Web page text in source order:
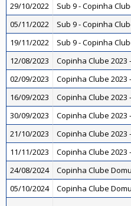
29/10/2022
Sub 9 - Copinha
05/11/2022
Sub 9 - Copinha
19/11/2022
Sub 9 - Copinha
12/08/2023
Copinha Clube 2023
02/09/2023
Copinha Clube 2023
16/09/2023
Copinha Clube 2023
30/09/2023
Copinha Clube 2023
21/10/2023
Copinha Clube 2023
11/11/2023
Copinha Clube 2023
24/08/2024
Copinha Clube
05/10/2024
Copinha Clube